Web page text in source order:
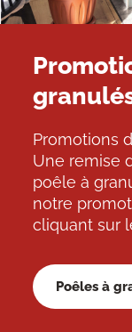
Promotions
Une remise
poêle à
notre
cliquant sur
Poêles à